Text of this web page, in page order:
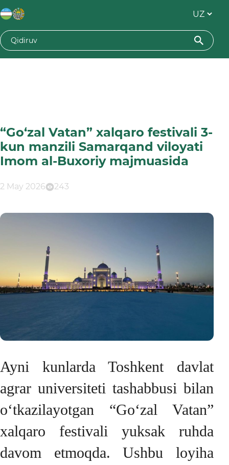
“Go‘zal Vatan” xalqaro festivali 3-
kun manzili Samarqand viloyati
Imom al-Buxoriy majmuasida
2 May 2026 243
Ayni kunlarda Toshkent davlat
agrar universiteti tashabbusi bilan
o‘tkazilayotgan “Go‘zal Vatan”
xalqaro festivali yuksak ruhda
davom etmoqda. Ushbu loyiha